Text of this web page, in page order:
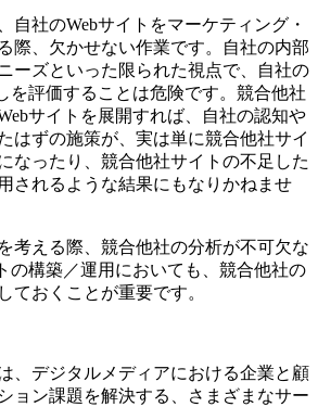
自社のWebサイトをマーケティング・
際、欠かせない作業です。自社の内部
ーズといった限られた視点で、自社の
を評価することは危険です。競合他社
サイトを展開すれば、自社の認知や
はずの施策が、実は単に競合他社サイ
なったり、競合他社サイトの不足した
されるような結果にもなりかねませ
考える際、競合他社の分析が不可欠な
の構築／運用においても、競合他社の
ておくことが重要です。
、デジタルメディアにおける企業と顧
ョン課題を解決する、さまざまなサー